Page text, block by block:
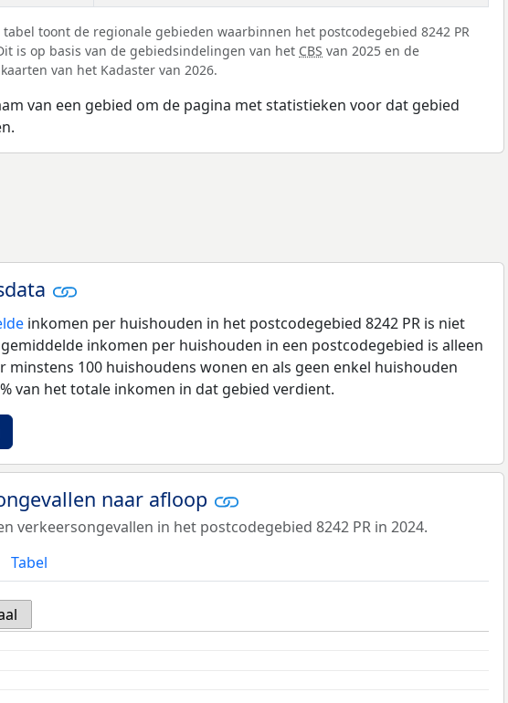
tabel toont de regionale gebieden waarbinnen het postcodegebied 8242 PR
is op basis van de gebiedsindelingen van het CBS van 2025 en de
van het Kadaster van 2026.
van een gebied om de pagina met statistieken voor dat gebied
inkomen per huishouden in het postcodegebied 8242 PR is niet
inkomen per huishouden in een postcodegebied is alleen
minstens 100 huishoudens wonen en als geen enkel huishouden
van het totale inkomen in dat gebied verdient.
naar afloop
verkeersongevallen in het postcodegebied 8242 PR in 2024.
Tabel